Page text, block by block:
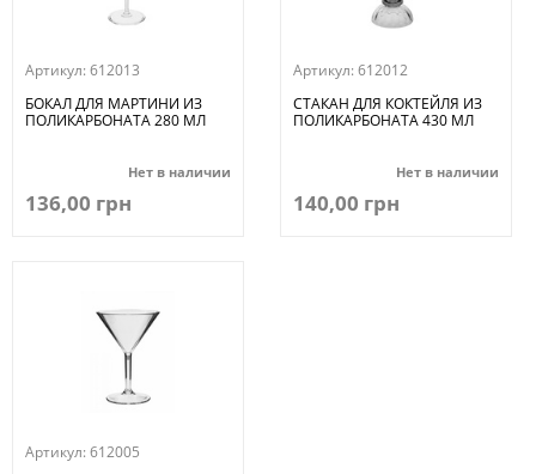
Артикул: 612013
БОКАЛ ДЛЯ МАРТИНИ ИЗ
ПОЛИКАРБОНАТА 280 МЛ
Нет в наличии
136,00 грн
Артикул: 612012
СТАКАН ДЛЯ КОКТЕЙЛЯ ИЗ
ПОЛИКАРБОНАТА 430 МЛ
Нет в наличии
140,00 грн
Артикул: 612005